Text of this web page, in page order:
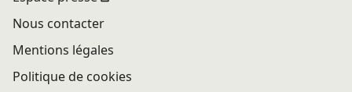
Nous contacter
Mentions légales
Politique de cookies